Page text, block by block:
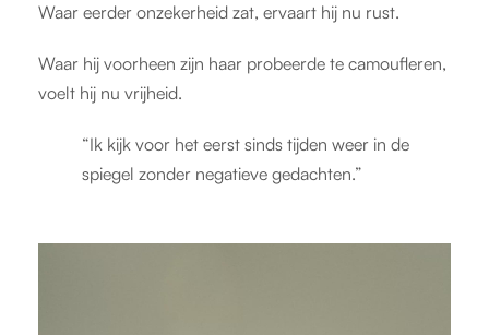
Waar eerder onzekerheid zat, ervaart hij nu rust.
Waar hij voorheen zijn haar probeerde te camoufleren,
voelt hij nu vrijheid.
“Ik kijk voor het eerst sinds tijden weer in de
spiegel zonder negatieve gedachten.”